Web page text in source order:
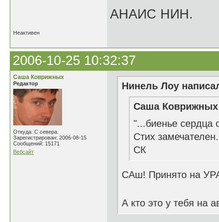
АНАИС НИН.
Неактивен
2006-10-25 10:32:37
Саша Коврижных
Редактор
Откуда: С севера.
Зарегистрирован: 2006-08-15
Сообщений: 15171
Вебсайт
Нинель Лоу
Саша Коврижных
"...биенье сердца
Стих замечателен.
СК
САш! Принято на
А кто это у тебя на